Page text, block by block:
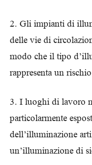
2. Gli impianti di
delle vie di
modo che il tipo
rappresenta un
3. I luoghi di lavoro
particolarmente
dell’illuminazione
un’illuminazione di